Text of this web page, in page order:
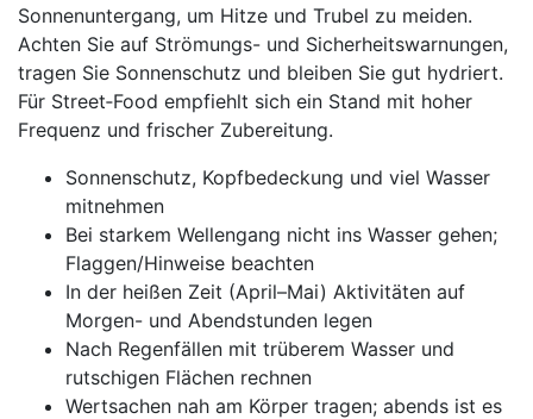
Sonnenuntergang, um Hitze und Trubel zu meiden.
Achten Sie auf Strömungs- und Sicherheitswarnungen,
tragen Sie Sonnenschutz und bleiben Sie gut hydriert.
Für Street‑Food empfiehlt sich ein Stand mit hoher
Frequenz und frischer Zubereitung.
Sonnenschutz, Kopfbedeckung und viel Wasser
mitnehmen
Bei starkem Wellengang nicht ins Wasser gehen;
Flaggen/Hinweise beachten
In der heißen Zeit (April–Mai) Aktivitäten auf
Morgen- und Abendstunden legen
Nach Regenfällen mit trüberem Wasser und
rutschigen Flächen rechnen
Wertsachen nah am Körper tragen; abends ist es